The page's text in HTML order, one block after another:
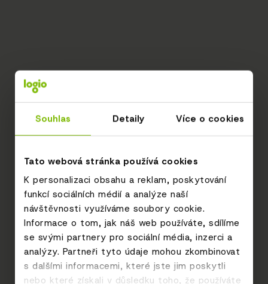
Souhlas Detaily Více o cookies
Tato webová stránka používá cookies
K personalizaci obsahu a reklam, poskytování
funkcí sociálních médií a analýze naší
návštěvnosti využíváme soubory cookie.
Informace o tom, jak náš web používáte, sdílíme
se svými partnery pro sociální média, inzerci a
analýzy. Partneři tyto údaje mohou zkombinovat
s dalšími informacemi, které jste jim poskytli
nebo které získali v důsledku toho, že používáte